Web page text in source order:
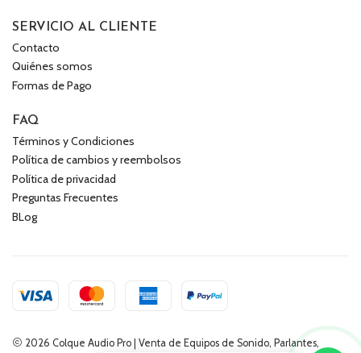
SERVICIO AL CLIENTE
Contacto
Quiénes somos
Formas de Pago
FAQ
Términos y Condiciones
Política de cambios y reembolsos
Política de privacidad
Preguntas Frecuentes
BLog
2026 Colque Audio Pro | Venta de Equipos de Sonido, Parlantes,